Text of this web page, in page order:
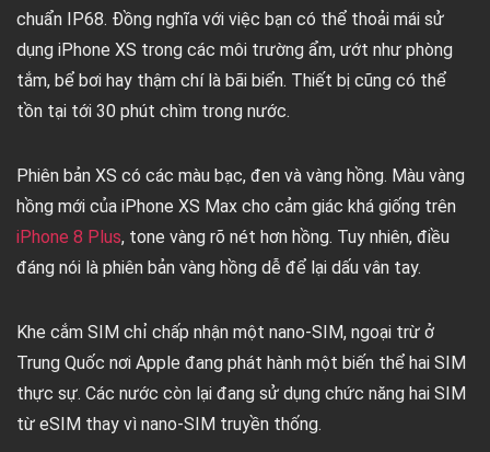
chuẩn IP68. Đồng nghĩa với việc bạn có thể thoải mái sử
dụng iPhone XS trong các môi trường ẩm, ướt như phòng
tắm, bể bơi hay thậm chí là bãi biển. Thiết bị cũng có thể
tồn tại tới 30 phút chìm trong nước.
Phiên bản XS có các màu bạc, đen và vàng hồng. Màu vàng
hồng mới của iPhone XS Max cho cảm giác khá giống trên
iPhone 8 Plus, tone vàng rõ nét hơn hồng. Tuy nhiên, điều
đáng nói là phiên bản vàng hồng dễ để lại dấu vân tay.
Khe cắm SIM chỉ chấp nhận một nano-SIM, ngoại trừ ở
Trung Quốc nơi Apple đang phát hành một biến thể hai SIM
thực sự. Các nước còn lại đang sử dụng chức năng hai SIM
từ eSIM thay vì nano-SIM truyền thống.